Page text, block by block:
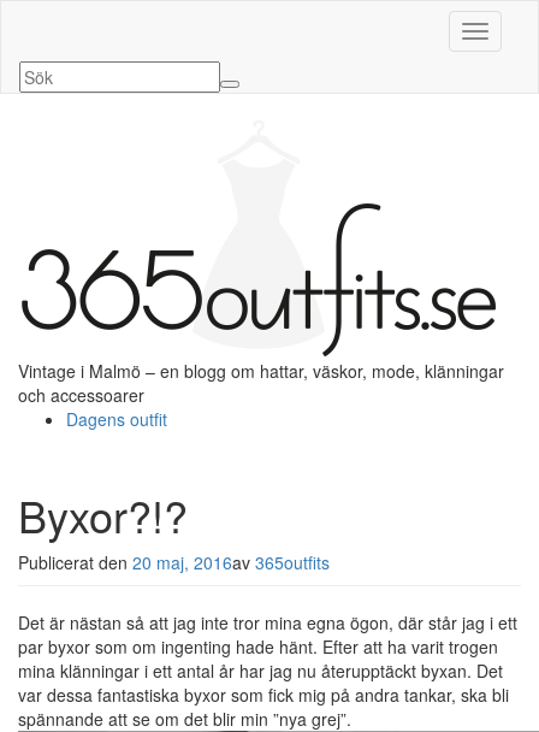
Slå på/
Vintage i Malmö – en blogg om hattar, väskor, mode, klänningar
och accessoarer
Dagens outfit
Byxor?!?
Publicerat den 20 maj, 2016av 365outfits
Det är nästan så att jag inte tror mina egna ögon, där står jag i ett
par byxor som om ingenting hade hänt. Efter att ha varit trogen
mina klänningar i ett antal år har jag nu återupptäckt byxan. Det
var dessa fantastiska byxor som fick mig på andra tankar, ska bli
spännande att se om det blir min ”nya grej”.